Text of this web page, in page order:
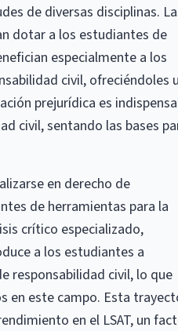
de diversas disciplinas.
dotar a los estudiantes de
especialmente a los
civil, ofreciéndoles
prejurídica es
civil, sentando las bases
en derecho de
de herramientas para la
crítico especializado,
a los estudiantes a
responsabilidad civil, lo que
en este campo. Esta
en el LSAT, un